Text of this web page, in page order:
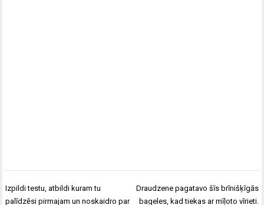
Post
navigation
Izpildi testu, atbildi kuram tu
palīdzēsi pirmajam un noskaidro par
Draudzene pagatavo šīs brīnišķīgās
bageles, kad tiekas ar mīļoto vīrieti.